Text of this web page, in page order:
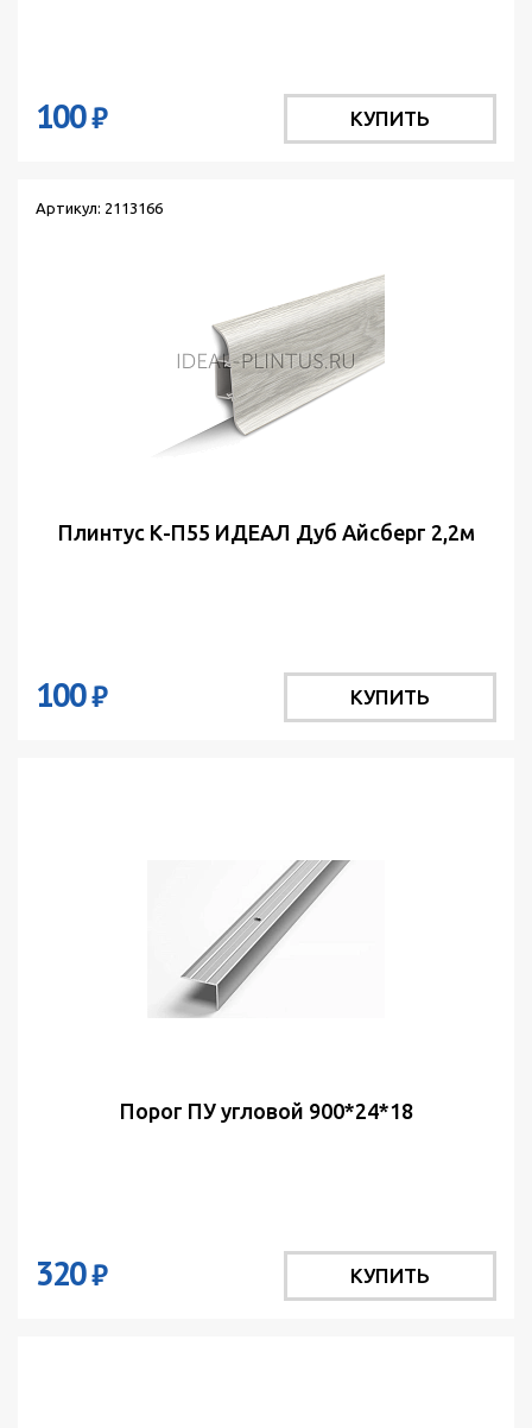
100₽ КУПИТЬ
Артикул: 2113166
Плинтус К-П55 ИДЕАЛ Дуб Айсберг 2,2м
100₽ КУПИТЬ
Порог ПУ угловой 900*24*18
320₽ КУПИТЬ